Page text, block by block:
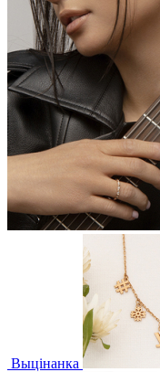
Выцінанка